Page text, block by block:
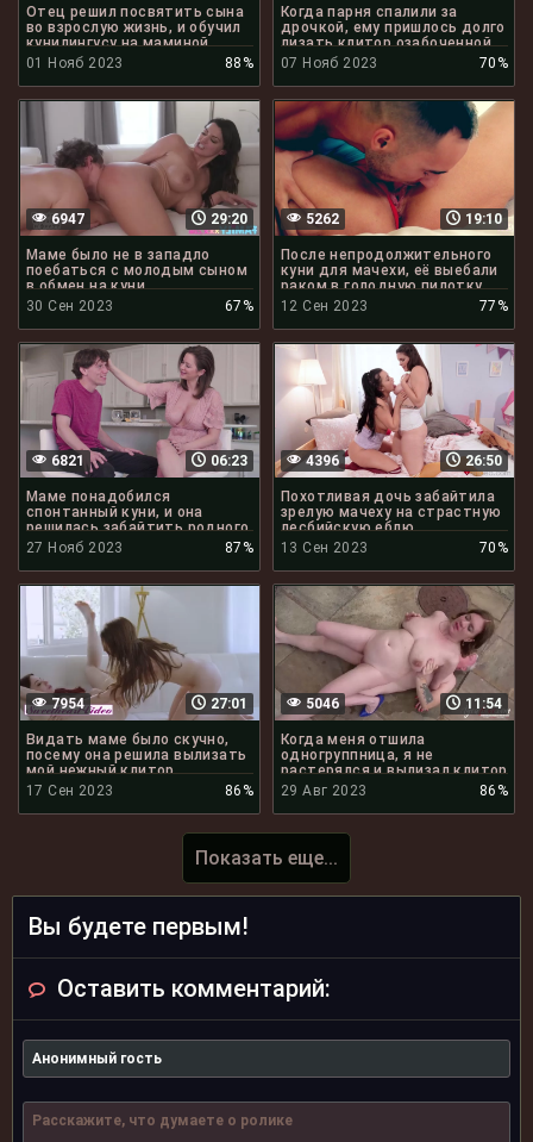
Отец решил посвятить сына
во взрослую жизнь, и обучил
кунилингусу на маминой
киске
01 Нояб 2023 88%
Когда парня спалили за
дрочкой, ему пришлось долго
лизать клитор озабоченной
маме
07 Нояб 2023 70%
29:20
6947
Маме было не в западло
поебаться с молодым сыном
в обмен на куни
30 Сен 2023
67%
19:10
5262
После непродолжительного
куни для мачехи, её выебали
раком в голодную пилотку
12 Сен 2023
77%
06:23
6821
Маме понадобился
спонтанный куни, и она
решилась забайтить родного
сына
27 Нояб 2023 87%
26:50
4396
Похотливая дочь забайтила
зрелую мачеху на страстную
лесбийскую еблю
13 Сен 2023
70%
27:01
7954
Видать маме было скучно,
посему она решила вылизать
мой нежный клитор
17 Сен 2023
86%
11:54
5046
Когда меня отшила
одногруппница, я не
растерялся и вылизал клитор
и анал её мамки
29 Авг 2023 86%
Показать еще...
Вы будете первым!
Оставить комментарий: